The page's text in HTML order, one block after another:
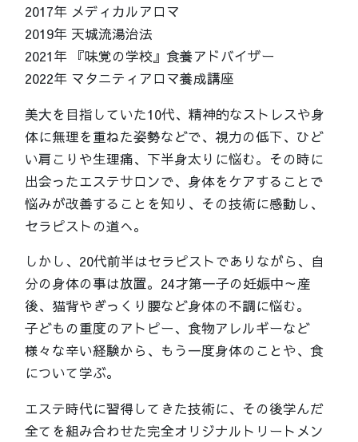
2017年 メディカルアロマ
2019年 天城流湯治法
2021年 『味覚の学校』食養アドバイザー
2022年 マタニティアロマ養成講座
美大を目指していた10代、精神的なストレスや身
体に無理を重ねた姿勢などで、視力の低下、ひど
い肩こりや生理痛、下半身太りに悩む。その時に
出会ったエステサロンで、身体をケアすることで
悩みが改善することを知り、その技術に感動し、
セラピストの道へ。
しかし、20代前半はセラピストでありながら、自
分の身体の事は放置。24才第一子の妊娠中～産
後、猫背やぎっくり腰など身体の不調に悩む。
子どもの重度のアトピー、食物アレルギーなど
様々な辛い経験から、もう一度身体のことや、食
について学ぶ。
エステ時代に習得してきた技術に、その後学んだ
全てを組み合わせた完全オリジナルトリートメン